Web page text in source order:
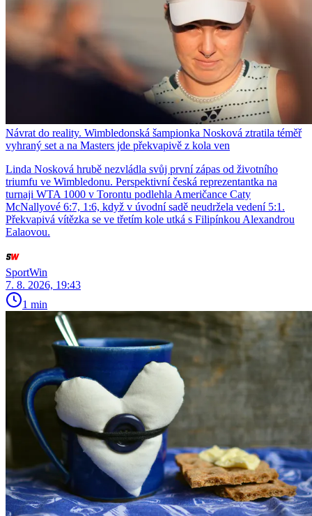
Návrat do reality. Wimbledonská šampionka Nosková ztratila téměř
vyhraný set a na Masters jde překvapivě z kola ven
Linda Nosková hrubě nezvládla svůj první zápas od životního
triumfu ve Wimbledonu. Perspektivní česká reprezentantka na
turnaji WTA 1000 v Torontu podlehla Američance Caty
McNallyové 6:7, 1:6, když v úvodní sadě neudržela vedení 5:1.
Překvapivá vítězka se ve třetím kole utká s Filipínkou Alexandrou
Ealaovou.
SportWin
7. 8. 2026, 19:43
1 min